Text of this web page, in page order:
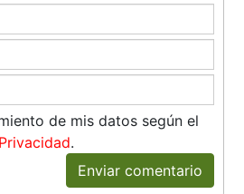
de mis datos según el
.
Enviar comentario